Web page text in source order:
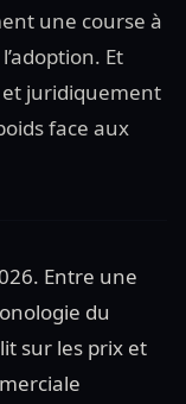
une course à
Et
juridiquement
face aux
Entre une
du
sur les prix et